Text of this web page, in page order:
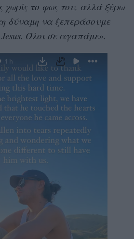
χωρίς το φως του, αλλά ξέρω
δύναμη να ξεπεράσουμε
Όλοι σε αγαπάμε».